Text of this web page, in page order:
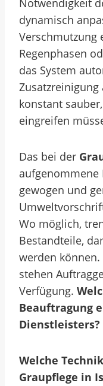
Notwendigkeit
dynamisch
Verschmutzung
Regenphasen
das System
Zusatzreinigung
konstant
eingreifen
Das bei der
gewogen und
Wo möglich,
Bestandteile,
werden
stehen
Verfügung.
Beauftragung
Dienstleisters?
Welche
Graupflege in